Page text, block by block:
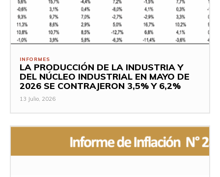
INFORMES
LA PRODUCCIÓN DE LA INDUSTRIA Y
DEL NÚCLEO INDUSTRIAL EN MAYO DE
2026 SE CONTRAJERON 3,5% Y 6,2%
13 Julio, 2026